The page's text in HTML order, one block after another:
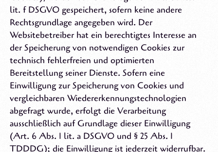
lit. f DSGVO gespeichert, sofern keine andere
Rechtsgrundlage angegeben wird. Der
Websitebetreiber hat ein berechtigtes Interesse an
der Speicherung von notwendigen Cookies zur
technisch fehlerfreien und optimierten
Bereitstellung seiner Dienste. Sofern eine
Einwilligung zur Speicherung von Cookies und
vergleichbaren Wiedererkennungstechnologien
abgefragt wurde, erfolgt die Verarbeitung
ausschließlich auf Grundlage dieser Einwilligung
(Art. 6 Abs. 1 lit. a DSGVO und § 25 Abs. 1
TDDDG); die Einwilligung ist jederzeit widerrufbar.